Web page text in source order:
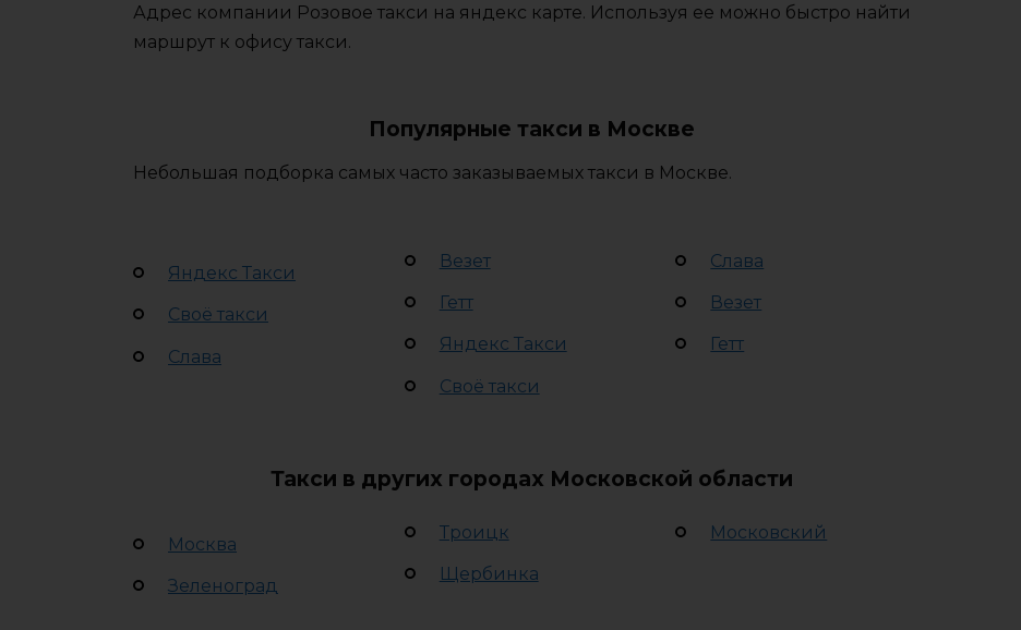
Адрес компании Розовое такси на яндекс карте. Используя ее можно быстро найти
маршрут к офису такси.
Популярные такси в Москве
Небольшая подборка самых часто заказываемых такси в Москве.
Яндекс Такси
Своё такси
Слава
Везет
Гетт
Яндекс Такси
Своё такси
Слава
Везет
Гетт
Такси в других городах Московской области
Москва
Зеленоград
Троицк
Щербинка
Московский